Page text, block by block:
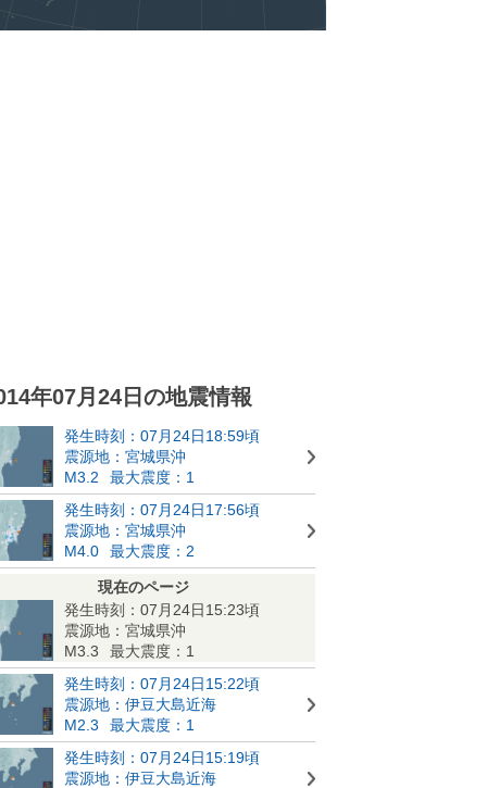
年07月24日の地震情報
発生時刻：07月24日18:59頃
震源地：宮城県沖
M3.2
最大震度：1
発生時刻：07月24日17:56頃
震源地：宮城県沖
M4.0
最大震度：2
現在のページ
発生時刻：07月24日15:23頃
震源地：宮城県沖
M3.3
最大震度：1
発生時刻：07月24日15:22頃
震源地：伊豆大島近海
M2.3
最大震度：1
発生時刻：07月24日15:19頃
震源地：伊豆大島近海